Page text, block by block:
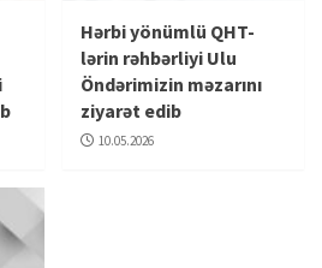
Hərbi yönümlü QHT-
lərin rəhbərliyi Ulu
Öndərimizin məzarını
ziyarət edib
10.05.2026